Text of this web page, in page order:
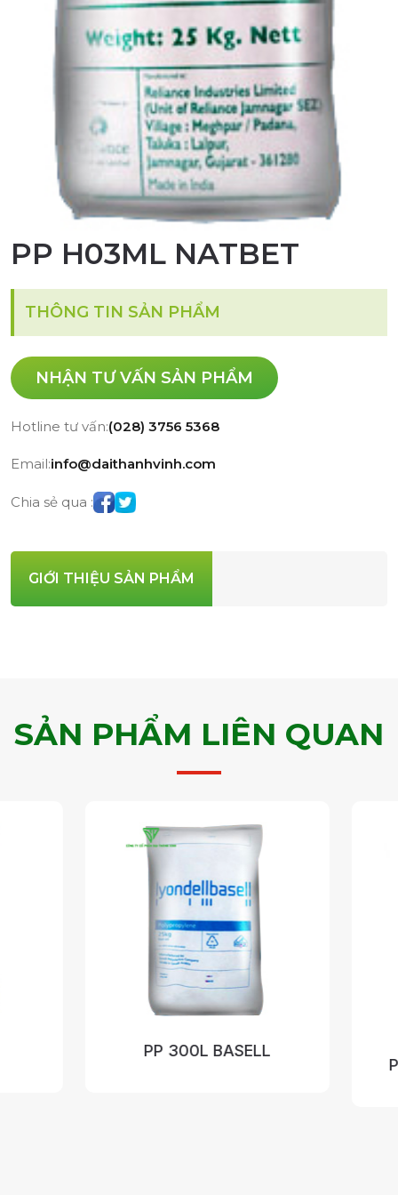
PP H03ML NATBET
THÔNG TIN SẢN PHẨM
NHẬN TƯ VẤN SẢN PHẨM
Hotline tư vấn:(028) 3756 5368
Email:info@daithanhvinh.com
Chia sẻ qua :
GIỚI THIỆU SẢN PHẨM
SẢN PHẨM LIÊN QUAN